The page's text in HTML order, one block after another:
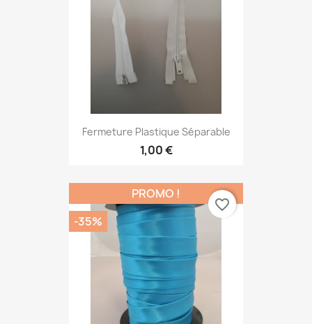
Fermeture Plastique Séparable
1,00 €
PROMO !
-35%
favorite_border